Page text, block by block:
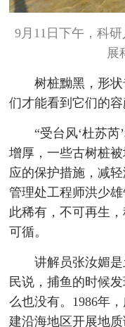
9月11日下午，科
展
树桩黝黑，形
们才能看到它们的容
“受台风‘杜苏芮
增厚，一些古树桩
应的保护措施，减
管理处工程师洪少
此稀有，不可再生
可循。
讲解员张汝媚
民说，捕鱼的时候
么也没有。1986年
建沿海地区开展地